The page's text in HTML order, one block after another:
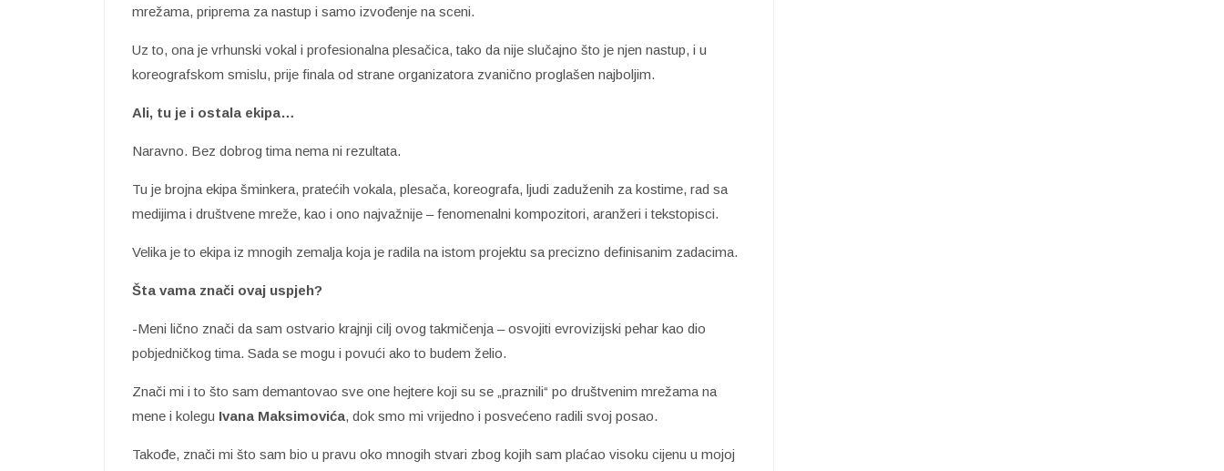
mrežama, priprema za nastup i samo izvođenje na sceni.
Uz to, ona je vrhunski vokal i profesionalna plesačica, tako da nije slučajno što je njen nastup, i u
koreografskom smislu, prije finala od strane organizatora zvanično proglašen najboljim.
Ali, tu je i ostala ekipa…
Naravno. Bez dobrog tima nema ni rezultata.
Tu je brojna ekipa šminkera, pratećih vokala, plesača, koreografa, ljudi zaduženih za kostime, rad sa
medijima i društvene mreže, kao i ono najvažnije – fenomenalni kompozitori, aranžeri i tekstopisci.
Velika je to ekipa iz mnogih zemalja koja je radila na istom projektu sa precizno definisanim zadacima.
Šta vama znači ovaj uspjeh?
-Meni lično znači da sam ostvario krajnji cilj ovog takmičenja – osvojiti evrovizijski pehar kao dio
pobjedničkog tima. Sada se mogu i povući ako to budem želio.
Znači mi i to što sam demantovao sve one hejtere koji su se „praznili“ po društvenim mrežama na
mene i kolegu Ivana Maksimovića, dok smo mi vrijedno i posvećeno radili svoj posao.
Takođe, znači mi što sam bio u pravu oko mnogih stvari zbog kojih sam plaćao visoku cijenu u mojoj